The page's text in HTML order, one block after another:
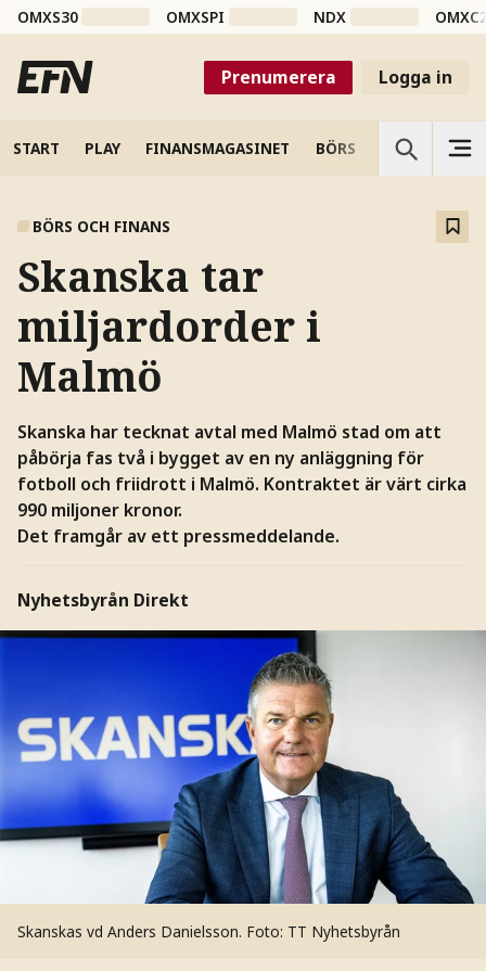
OMXS30 OMXSPI NDX
Prenumerera Logga in
START PLAY FINANSMAGASINET BÖRS VETENSKAP
BÖRS OCH FINANS
Skanska tar
miljardorder i
Malmö
Skanska har tecknat avtal med Malmö stad om att
påbörja fas två i bygget av en ny anläggning för
fotboll och friidrott i Malmö. Kontraktet är värt cirka
990 miljoner kronor.
Det framgår av ett pressmeddelande.
Nyhetsbyrån Direkt
Skanskas vd Anders Danielsson. Foto: TT Nyhetsbyrån